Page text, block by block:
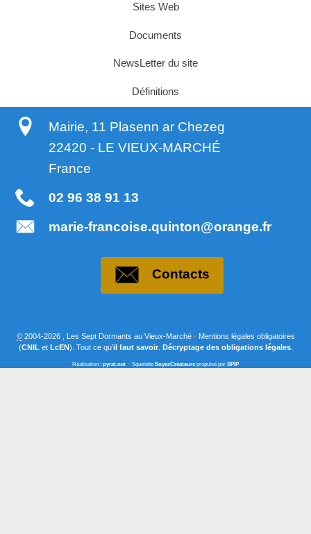
Sites Web
Documents
NewsLetter du site
Définitions
Mairie, 11 Plasenn ar Chezeg
22420 - LE VIEUX-MARCHÉ
France
02 96 38 91 13
marie-francoise.quinton@orange.fr
Contacts
©2004-2026 , Les Sept Dormants au Vieux-Marché •Mentions légales obligatoires
(CNIL et LcEN). Tout ce qu’il faut savoir. Décryptage des obligations légales.
Réalisation : pyrat.net • Squelette SoyezCréateurs propulsé par SPIP